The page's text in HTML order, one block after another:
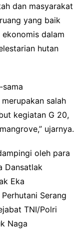
dan masyarakat
yang baik
dalam
hutan
sama
salah
kegiatan G 20,
ujarnya.
oleh para
Dansatlak
Eka
Serang
TNI/Polri
Naga